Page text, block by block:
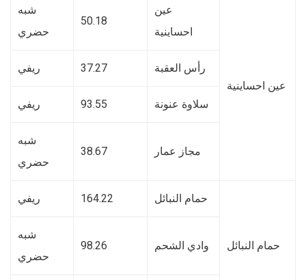
عين احساينية
عين
احساينية
50.18
شبه
حضري
رأس العقبة 37.27 ريفي
سلاوة عنونة 93.55 ريفي
مجاز عمار 38.67
شبه
حضري
حمام النبائل
حمام النبائل 164.22 ريفي
وادي الشحم 98.26
شبه
حضري